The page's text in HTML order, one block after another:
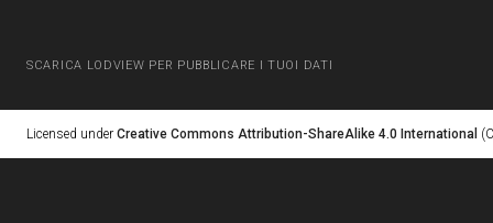
SCARICA LODVIEW PER PUBBLICARE I TUOI DATI
Licensed under Creative Commons Attribution-ShareAlike 4.0 International